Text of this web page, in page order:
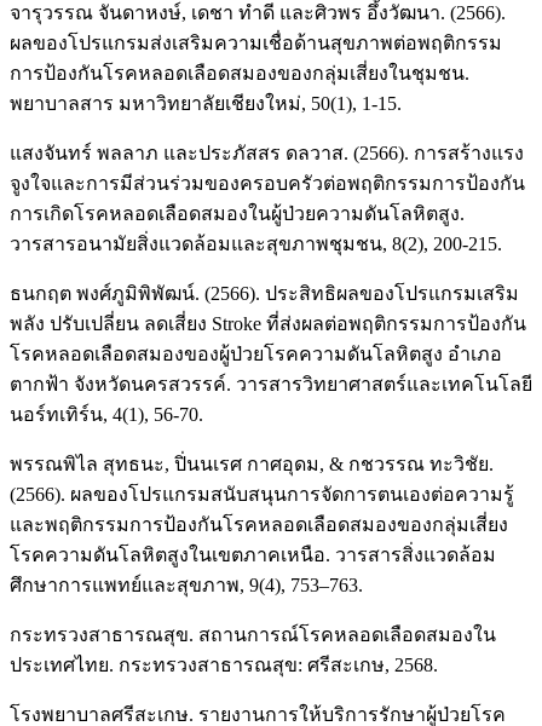
จารุวรรณ จันดาหงษ์, เดชา ทำดี และศิวพร อึ้งวัฒนา. (2566).
ผลของโปรแกรมส่งเสริมความเชื่อด้านสุขภาพต่อพฤติกรรม
การป้องกันโรคหลอดเลือดสมองของกลุ่มเสี่ยงในชุมชน.
พยาบาลสาร มหาวิทยาลัยเชียงใหม่, 50(1), 1-15.
แสงจันทร์ พลลาภ และประภัสสร ดลวาส. (2566). การสร้างแรง
จูงใจและการมีส่วนร่วมของครอบครัวต่อพฤติกรรมการป้องกัน
การเกิดโรคหลอดเลือดสมองในผู้ป่วยความดันโลหิตสูง.
วารสารอนามัยสิ่งแวดล้อมและสุขภาพชุมชน, 8(2), 200-215.
ธนกฤต พงศ์ภูมิพิพัฒน์. (2566). ประสิทธิผลของโปรแกรมเสริม
พลัง ปรับเปลี่ยน ลดเสี่ยง Stroke ที่ส่งผลต่อพฤติกรรมการป้องกัน
โรคหลอดเลือดสมองของผู้ป่วยโรคความดันโลหิตสูง อำเภอ
ตากฟ้า จังหวัดนครสวรรค์. วารสารวิทยาศาสตร์และเทคโนโลยี
นอร์ทเทิร์น, 4(1), 56-70.
พรรณพิไล สุทธนะ, ปิ่นนเรศ กาศอุดม, & กชวรรณ ทะวิชัย.
(2566). ผลของโปรแกรมสนับสนุนการจัดการตนเองต่อความรู้
และพฤติกรรมการป้องกันโรคหลอดเลือดสมองของกลุ่มเสี่ยง
โรคความดันโลหิตสูงในเขตภาคเหนือ. วารสารสิ่งแวดล้อม
ศึกษาการแพทย์และสุขภาพ, 9(4), 753–763.
กระทรวงสาธารณสุข. สถานการณ์โรคหลอดเลือดสมองใน
ประเทศไทย. กระทรวงสาธารณสุข: ศรีสะเกษ, 2568.
โรงพยาบาลศรีสะเกษ. รายงานการให้บริการรักษาผู้ป่วยโรค